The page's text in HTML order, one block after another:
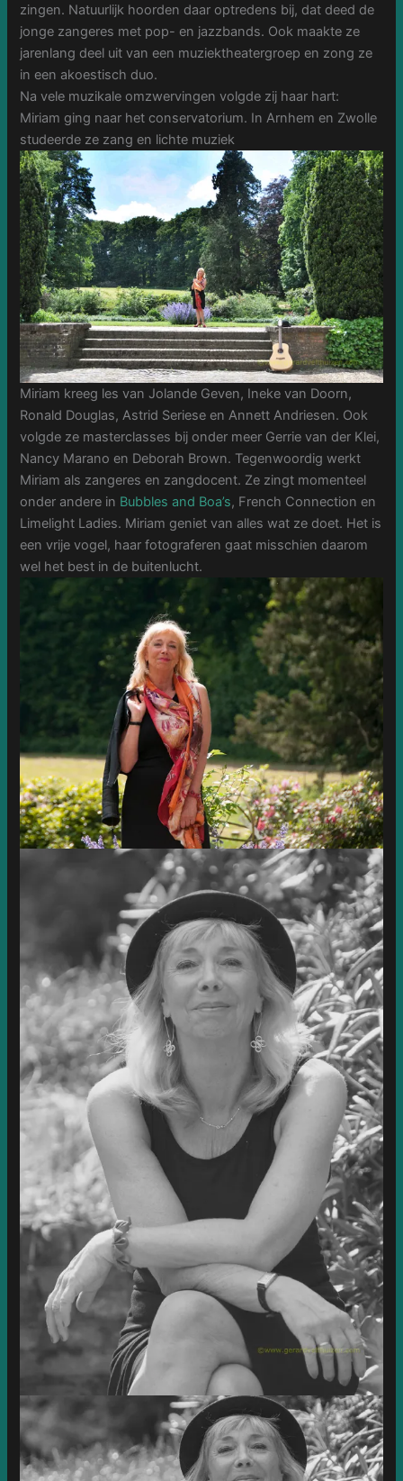
zingen. Natuurlijk hoorden daar optredens bij, dat deed de
jonge zangeres met pop- en jazzbands. Ook maakte ze
jarenlang deel uit van een muziektheatergroep en zong ze
in een akoestisch duo.
Na vele muzikale omzwervingen volgde zij haar hart:
Miriam ging naar het conservatorium. In Arnhem en Zwolle
studeerde ze zang en lichte muziek
Miriam kreeg les van Jolande Geven, Ineke van Doorn,
Ronald Douglas, Astrid Seriese en Annett Andriesen. Ook
volgde ze masterclasses bij onder meer Gerrie van der Klei,
Nancy Marano en Deborah Brown. Tegenwoordig werkt
Miriam als zangeres en zangdocent. Ze zingt momenteel
onder andere in Bubbles and Boa’s, French Connection en
Limelight Ladies. Miriam geniet van alles wat ze doet. Het is
een vrije vogel, haar fotograferen gaat misschien daarom
wel het best in de buitenlucht.